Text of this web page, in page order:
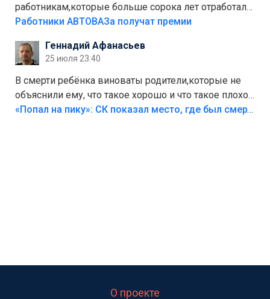
работникам,которые больше сорока лет отработали
на предприятии.
Работники АВТОВАЗа получат премии
Геннадий Афанасьев
25 июля 23:40
В смерти ребёнка виноваты родители,которые не
объяснили ему, что такое хорошо и что такое плохо!
Лезть через такой забор,верх безумия,есть же
«Попал на пику»: СК показал место, где был смертельно травмирован ребенок в Тольятти
О проекте